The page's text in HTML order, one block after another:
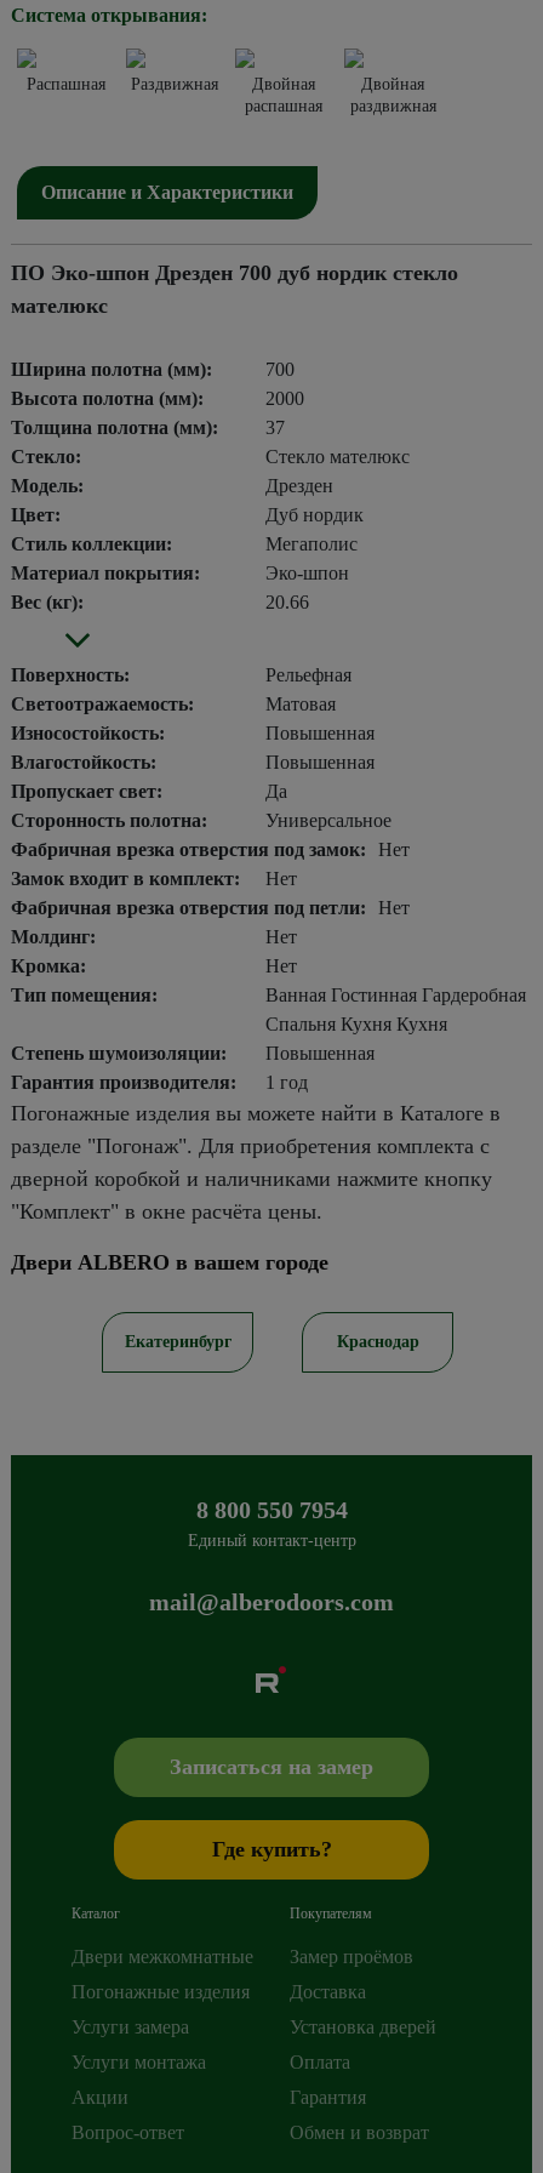
Система открывания:
Распашная Раздвижная
Двойная
распашная
Двойная
раздвижная
Описание и Характеристики
ПО Эко-шпон Дрезден 700 дуб нордик стекло
мателюкс
Ширина полотна (мм):
700
Высота полотна (мм):
2000
Толщина полотна (мм):
37
Стекло:
Стекло мателюкс
Модель:
Дрезден
Цвет:
Дуб нордик
Стиль коллекции:
Мегаполис
Материал покрытия:
Эко-шпон
Вес (кг):
20.66
Поверхность:
Рельефная
Светоотражаемость:
Матовая
Износостойкость:
Повышенная
Влагостойкость:
Повышенная
Пропускает свет:
Да
Сторонность полотна:
Универсальное
Фабричная врезка отверстия под замок:
Нет
Замок входит в комплект:
Нет
Фабричная врезка отверстия под петли:
Нет
Молдинг:
Нет
Кромка:
Нет
Тип помещения:
Ванная Гостинная Гардеробная
Спальня Кухня Кухня
Степень шумоизоляции:
Повышенная
Гарантия производителя:
1 год
Погонажные изделия вы можете найти в Каталоге в
разделе "Погонаж". Для приобретения комплекта с
дверной коробкой и наличниками нажмите кнопку
"Комплект" в окне расчёта цены.
Двери ALBERO в вашем городе
Екатеринбург Краснодар
8 800 550 7954
Единый контакт-центр
mail@alberodoors.com
+7 800 765 43 42,mail@alberodoors.com
Записаться на замер
Где купить?
Каталог
Двери межкомнатные
Погонажные изделия
Услуги замера
Услуги монтажа
Акции
Вопрос-ответ
Покупателям
Замер проёмов
Доставка
Установка дверей
Оплата
Гарантия
Обмен и возврат